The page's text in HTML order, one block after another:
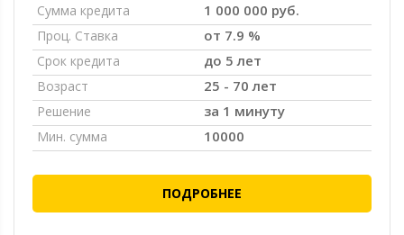
Сумма кредита 1 000 000 руб.
Проц. Ставка от 7.9 %
Срок кредита до 5 лет
Возраст 25 - 70 лет
Решение за 1 минуту
Мин. сумма 10000
ПОДРОБНЕЕ